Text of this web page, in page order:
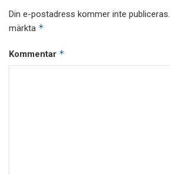
Din e-postadress kommer inte publiceras.
märkta *
Kommentar *